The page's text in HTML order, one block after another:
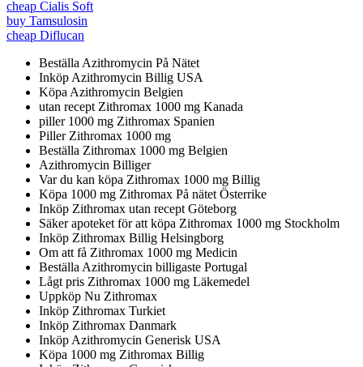
cheap Cialis Soft
buy Tamsulosin
cheap Diflucan
Beställa Azithromycin På Nätet
Inköp Azithromycin Billig USA
Köpa Azithromycin Belgien
utan recept Zithromax 1000 mg Kanada
piller 1000 mg Zithromax Spanien
Piller Zithromax 1000 mg
Beställa Zithromax 1000 mg Belgien
Azithromycin Billiger
Var du kan köpa Zithromax 1000 mg Billig
Köpa 1000 mg Zithromax På nätet Österrike
Inköp Zithromax utan recept Göteborg
Säker apoteket för att köpa Zithromax 1000 mg Stockholm
Inköp Zithromax Billig Helsingborg
Om att få Zithromax 1000 mg Medicin
Beställa Azithromycin billigaste Portugal
Lågt pris Zithromax 1000 mg Läkemedel
Uppköp Nu Zithromax
Inköp Zithromax Turkiet
Inköp Zithromax Danmark
Inköp Azithromycin Generisk USA
Köpa 1000 mg Zithromax Billig